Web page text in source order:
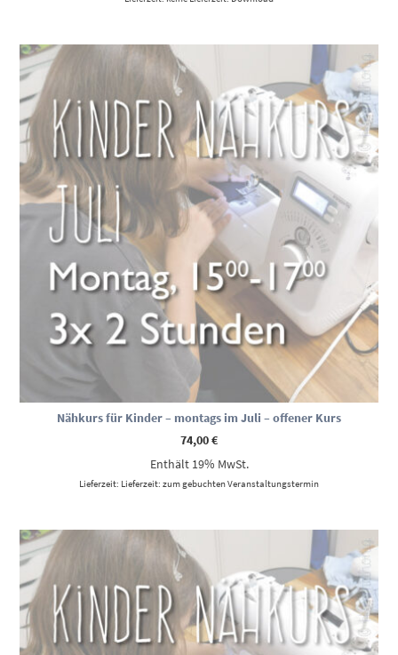
Nähkurs für Kinder – montags im Juli – offener Kurs
74,00€
Enthält 19% MwSt.
Lieferzeit: Lieferzeit: zum gebuchten Veranstaltungstermin